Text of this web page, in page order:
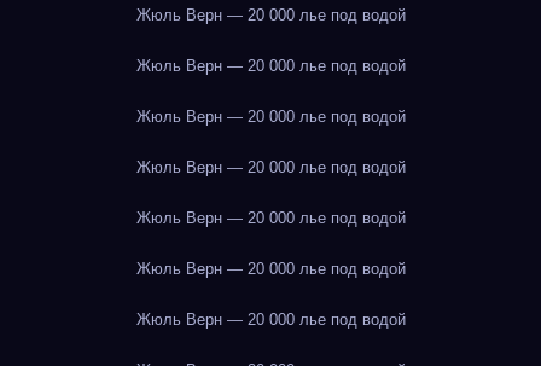
Жюль Верн — 20 000 лье под водой
Жюль Верн — 20 000 лье под водой
Жюль Верн — 20 000 лье под водой
Жюль Верн — 20 000 лье под водой
Жюль Верн — 20 000 лье под водой
Жюль Верн — 20 000 лье под водой
Жюль Верн — 20 000 лье под водой